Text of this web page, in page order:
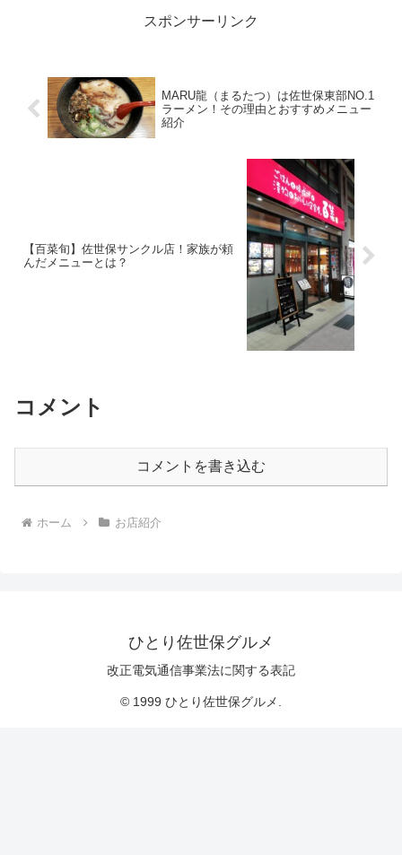
スポンサーリンク
MARU龍（まるたつ）は佐世保東部NO.1
ラーメン！その理由とおすすめメニュー
紹介
【百菜旬】佐世保サンクル店！家族が頼
んだメニューとは？
コメント
コメントを書き込む
ホーム お店紹介
ひとり佐世保グルメ
改正電気通信事業法に関する表記
© 1999 ひとり佐世保グルメ.